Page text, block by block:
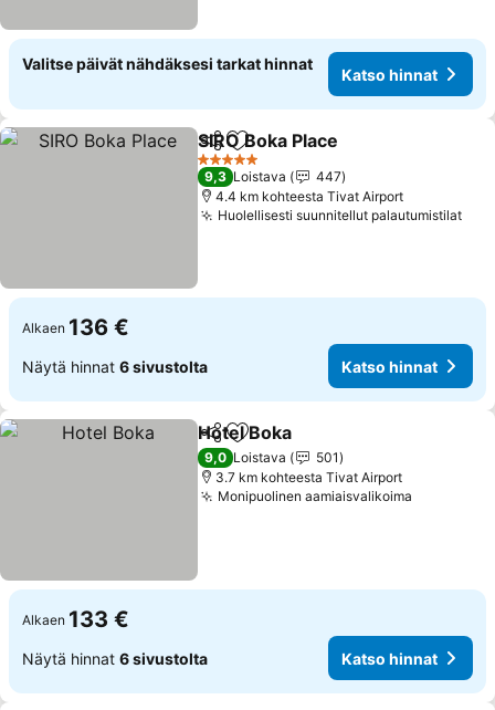
Valitse päivät nähdäksesi tarkat hinnat
Katso hinnat
Jaa Lisää suosikkeihin
SIRO Boka Place
5 Tähtiluokitus
9,3 Loistava
447
4.4 km kohteesta Tivat Airport
Huolellisesti suunnitellut palautumistilat
Alkaen 136 €
Näytä hinnat 6 sivustolta Katso hinnat
Jaa Lisää suosikkeihin
Hotel Boka
9,0 Loistava
501
3.7 km kohteesta Tivat Airport
Monipuolinen aamiaisvalikoima
Alkaen 133 €
Näytä hinnat 6 sivustolta Katso hinnat